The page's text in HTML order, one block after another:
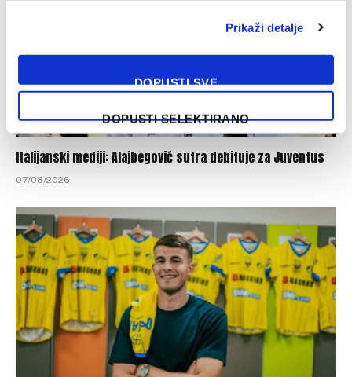
Prikaži detalje
DOPUSTI SVE
DOPUSTI SELEKTIRANO
Italijanski mediji: Alajbegović sutra debituje za Juventus
07/08/2026